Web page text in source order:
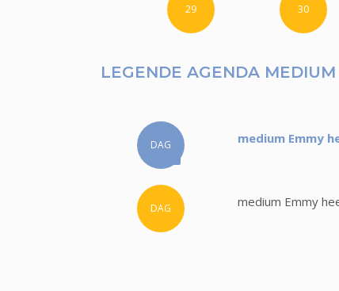
29 30
LEGENDE AGENDA
DAG medium Emmy
DAG medium Emmy